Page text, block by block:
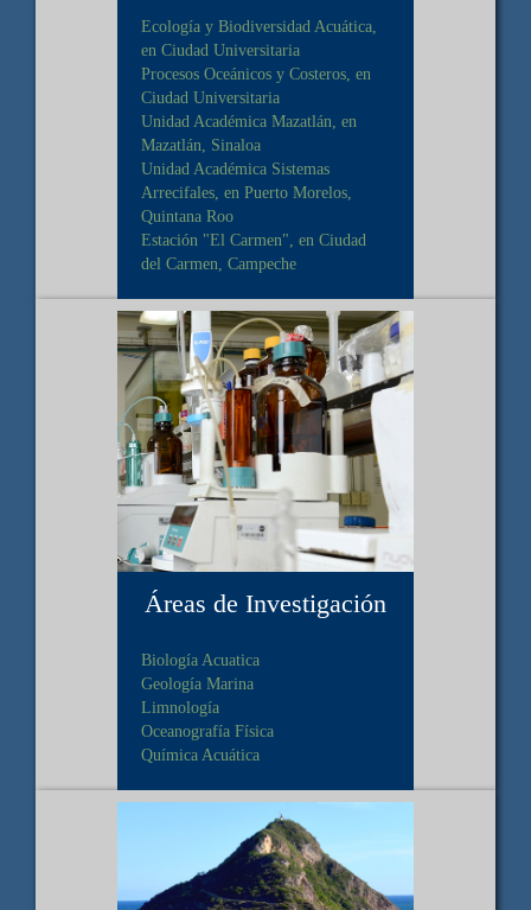
Ecología y Biodiversidad Acuática,
en Ciudad Universitaria
Procesos Oceánicos y Costeros, en
Ciudad Universitaria
Unidad Académica Mazatlán, en
Mazatlán, Sinaloa
Unidad Académica Sistemas
Arrecifales, en Puerto Morelos,
Quintana Roo
Estación "El Carmen", en Ciudad
del Carmen, Campeche
Áreas de Investigación
Biología Acuatica
Geología Marina
Limnología
Oceanografía Física
Química Acuática